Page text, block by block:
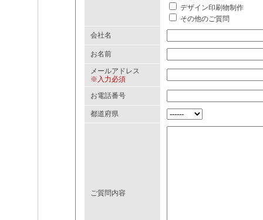
デザイン印刷物制作
その他のご質問
会社名
お名前
メールアドレス
※入力必須
お電話番号
都道府県
ご質問内容